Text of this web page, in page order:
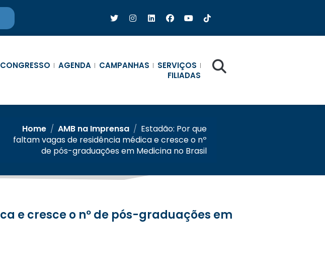
CONGRESSO AGENDA CAMPANHAS
SERVIÇOS
FILIADAS
Home / AMB na Imprensa / Estadão: Por que
faltam vagas de residência médica e cresce o nº
de pós-graduações em Medicina no Brasil